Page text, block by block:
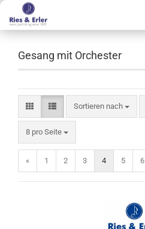
Gesang mit Orchester
Sortieren nach
8 pro Seite
« 1 2 3 4 5 6